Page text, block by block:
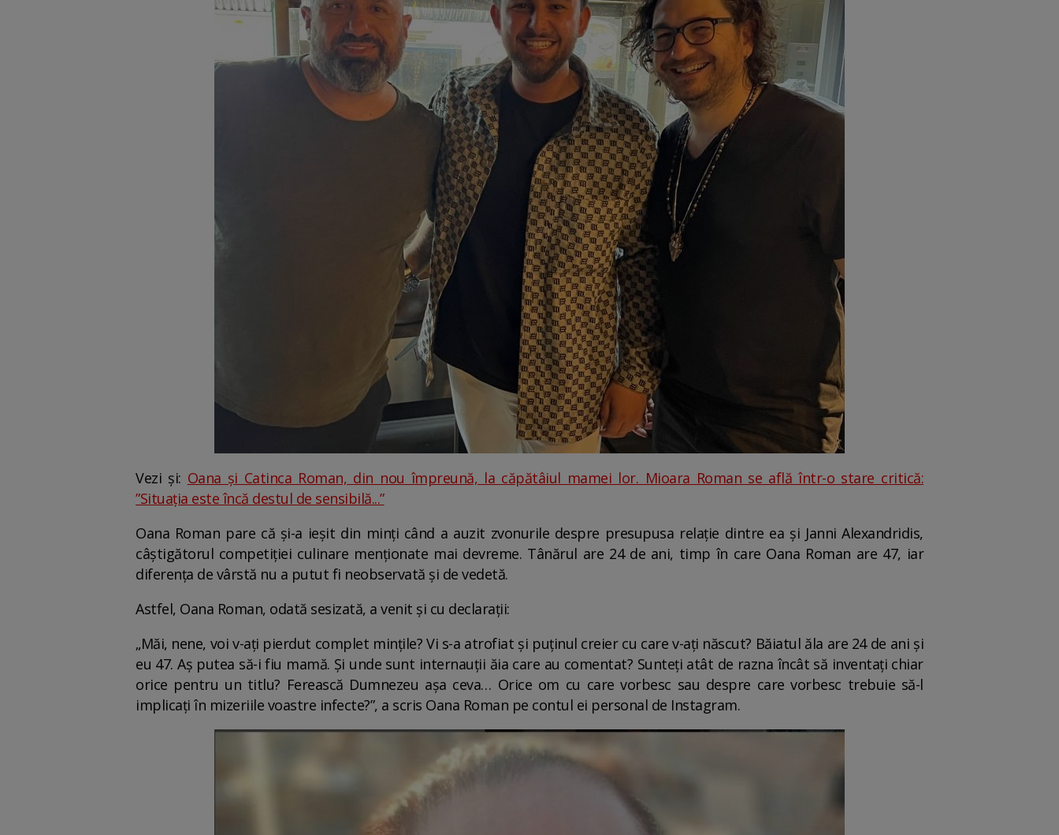
Vezi și: Oana și Catinca Roman, din nou împreună, la căpătâiul mamei lor. Mioara Roman se află într-o stare critică:
”Situația este încă destul de sensibilă...”
Oana Roman pare că și-a ieșit din minți când a auzit zvonurile despre presupusa relație dintre ea și Janni Alexandridis,
câștigătorul competiției culinare menționate mai devreme. Tânărul are 24 de ani, timp în care Oana Roman are 47, iar
diferența de vârstă nu a putut fi neobservată și de vedetă.
Astfel, Oana Roman, odată sesizată, a venit și cu declarații:
„Măi, nene, voi v-ați pierdut complet mințile? Vi s-a atrofiat și puținul creier cu care v-ați născut? Băiatul ăla are 24 de ani și
eu 47. Aș putea să-i fiu mamă. Și unde sunt internauții ăia care au comentat? Sunteți atât de razna încât să inventați chiar
orice pentru un titlu? Ferească Dumnezeu așa ceva… Orice om cu care vorbesc sau despre care vorbesc trebuie să-l
implicați în mizeriile voastre infecte?”, a scris Oana Roman pe contul ei personal de Instagram.